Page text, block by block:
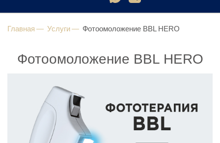
Главная Услуги Фотоомоложение BBL HERO
Фотоомоложение BBL HERO